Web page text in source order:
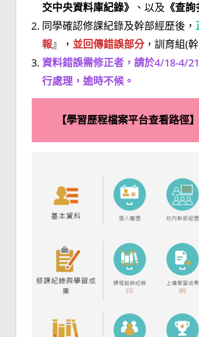
交中央資料庫紀錄》
、以及 《查
同學確認修課紀錄及幹部經歷後，
報』， 並回傳錯誤部分，訓育組(
資料錯誤需修正者，請於4/18-4/
行處理，逾時不候。
【學習歷程檔案平台查看路徑】